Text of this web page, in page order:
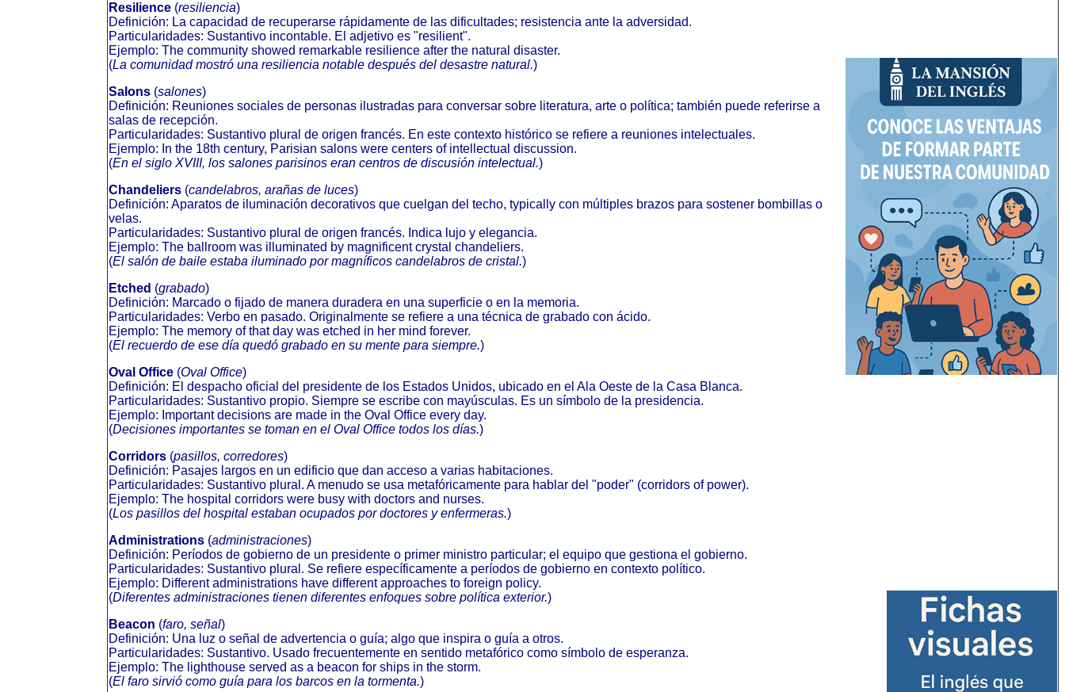
Resilience (resiliencia)
Definición: La capacidad de recuperarse rápidamente de las dificultades; resistencia ante la adversidad.
Particularidades: Sustantivo incontable. El adjetivo es "resilient".
Ejemplo: The community showed remarkable resilience after the natural disaster.
(La comunidad mostró una resiliencia notable después del desastre natural.)
Salons (salones)
Definición: Reuniones sociales de personas ilustradas para conversar sobre literatura, arte o política; también puede referirse a
salas de recepción.
Particularidades: Sustantivo plural de origen francés. En este contexto histórico se refiere a reuniones intelectuales.
Ejemplo: In the 18th century, Parisian salons were centers of intellectual discussion.
(En el siglo XVIII, los salones parisinos eran centros de discusión intelectual.)
Chandeliers (candelabros, arañas de luces)
Definición: Aparatos de iluminación decorativos que cuelgan del techo, typically con múltiples brazos para sostener bombillas o
velas.
Particularidades: Sustantivo plural de origen francés. Indica lujo y elegancia.
Ejemplo: The ballroom was illuminated by magnificent crystal chandeliers.
(El salón de baile estaba iluminado por magníficos candelabros de cristal.)
Etched (grabado)
Definición: Marcado o fijado de manera duradera en una superficie o en la memoria.
Particularidades: Verbo en pasado. Originalmente se refiere a una técnica de grabado con ácido.
Ejemplo: The memory of that day was etched in her mind forever.
(El recuerdo de ese día quedó grabado en su mente para siempre.)
Oval Office (Oval Office)
Definición: El despacho oficial del presidente de los Estados Unidos, ubicado en el Ala Oeste de la Casa Blanca.
Particularidades: Sustantivo propio. Siempre se escribe con mayúsculas. Es un símbolo de la presidencia.
Ejemplo: Important decisions are made in the Oval Office every day.
(Decisiones importantes se toman en el Oval Office todos los días.)
Corridors (pasillos, corredores)
Definición: Pasajes largos en un edificio que dan acceso a varias habitaciones.
Particularidades: Sustantivo plural. A menudo se usa metafóricamente para hablar del "poder" (corridors of power).
Ejemplo: The hospital corridors were busy with doctors and nurses.
(Los pasillos del hospital estaban ocupados por doctores y enfermeras.)
Administrations (administraciones)
Definición: Períodos de gobierno de un presidente o primer ministro particular; el equipo que gestiona el gobierno.
Particularidades: Sustantivo plural. Se refiere específicamente a períodos de gobierno en contexto político.
Ejemplo: Different administrations have different approaches to foreign policy.
(Diferentes administraciones tienen diferentes enfoques sobre política exterior.)
Beacon (faro, señal)
Definición: Una luz o señal de advertencia o guía; algo que inspira o guía a otros.
Particularidades: Sustantivo. Usado frecuentemente en sentido metafórico como símbolo de esperanza.
Ejemplo: The lighthouse served as a beacon for ships in the storm.
(El faro sirvió como guía para los barcos en la tormenta.)